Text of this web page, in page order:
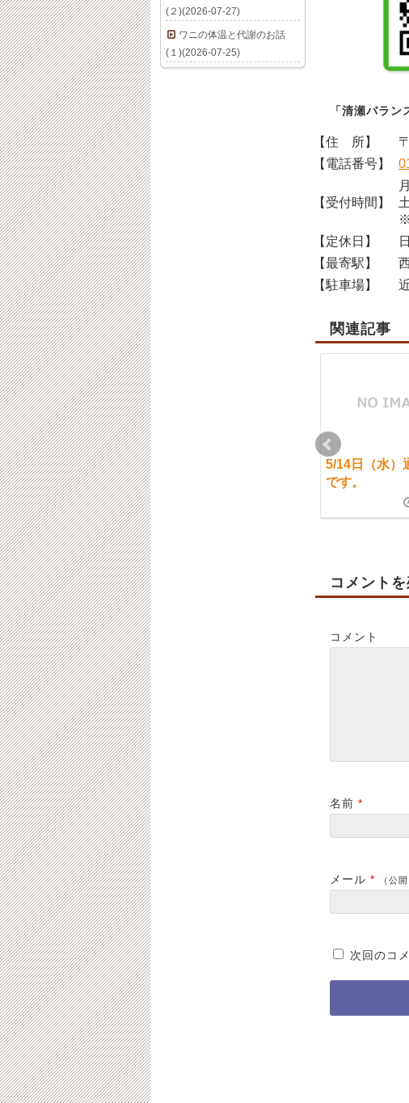
「清瀬バラ
【住 所】
【電話番号】
【受付時間】
【定休日】
【最寄駅】
【駐車場】
関連記事
2月20日（木）ご案内
について
2020-02-20
5/14日（水）
です。
4月23日（土）通常営
業です。【ご予約状
況】
2022-04-22
コメント
コメント
名前 *
メール * （公
次回のコ
(２)(2026-07-27)
ワニの体温と代謝のお話
(１)(2026-07-25)